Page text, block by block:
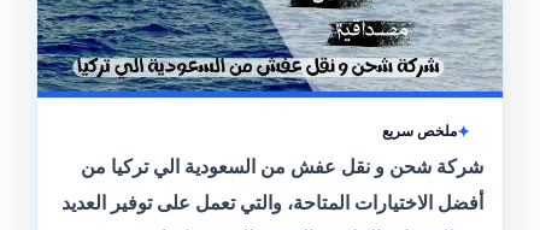
ملخص سريع
شركة شحن و نقل عفش من السعودية الي تركيا من
أفضل الاختيارات المتاحة، والتي تعمل على توفير العديد